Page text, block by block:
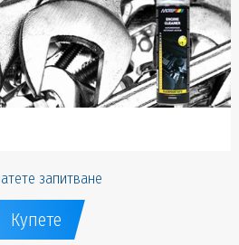
запитване
Купете